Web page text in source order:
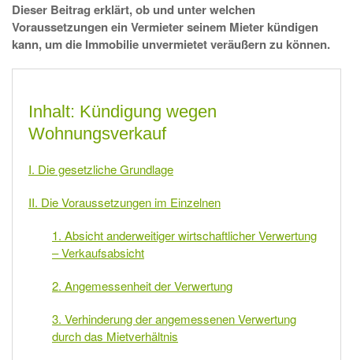
Dieser Beitrag erklärt, ob und unter welchen
Voraussetzungen ein Vermieter seinem Mieter kündigen
kann, um die Immobilie unvermietet veräußern zu können.
Inhalt: Kündigung wegen
Wohnungsverkauf
I. Die gesetzliche Grundlage
II. Die Voraussetzungen im Einzelnen
1. Absicht anderweitiger wirtschaftlicher Verwertung
– Verkaufsabsicht
2. Angemessenheit der Verwertung
3. Verhinderung der angemessenen Verwertung
durch das Mietverhältnis